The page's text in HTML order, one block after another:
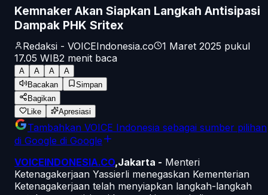
Kemnaker Akan Siapkan Langkah Antisipasi
Dampak PHK Sritex
Redaksi - VOICEIndonesia.co
1 Maret 2025 pukul
17.05 WIB2 menit baca
A A A
A
Bacakan
Simpan
Bagikan
Like
Apresiasi
Tambahkan VOICE Indonesia sebagai sumber pilihan
di Google di Google
VOICEINDONESIA.CO,Jakarta - Menteri
Ketenagakerjaan Yassierli menegaskan Kementerian
Ketenagakerjaan telah menyiapkan langkah-langkah